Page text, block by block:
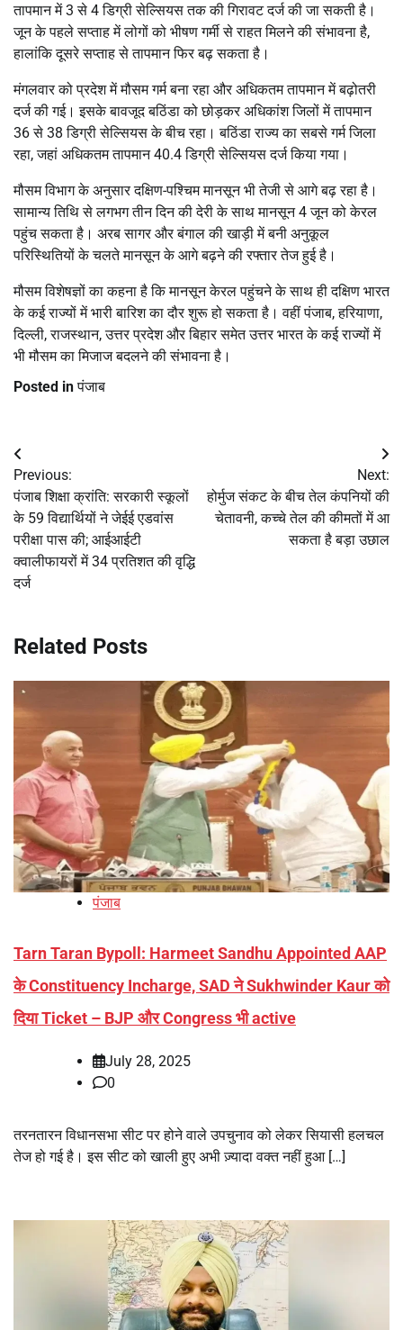
तापमान में 3 से 4 डिग्री सेल्सियस तक की गिरावट दर्ज की जा सकती है।
जून के पहले सप्ताह में लोगों को भीषण गर्मी से राहत मिलने की संभावना है,
हालांकि दूसरे सप्ताह से तापमान फिर बढ़ सकता है।
मंगलवार को प्रदेश में मौसम गर्म बना रहा और अधिकतम तापमान में बढ़ोतरी
दर्ज की गई। इसके बावजूद बठिंडा को छोड़कर अधिकांश जिलों में तापमान
36 से 38 डिग्री सेल्सियस के बीच रहा। बठिंडा राज्य का सबसे गर्म जिला
रहा, जहां अधिकतम तापमान 40.4 डिग्री सेल्सियस दर्ज किया गया।
मौसम विभाग के अनुसार दक्षिण-पश्चिम मानसून भी तेजी से आगे बढ़ रहा है।
सामान्य तिथि से लगभग तीन दिन की देरी के साथ मानसून 4 जून को केरल
पहुंच सकता है। अरब सागर और बंगाल की खाड़ी में बनी अनुकूल
परिस्थितियों के चलते मानसून के आगे बढ़ने की रफ्तार तेज हुई है।
मौसम विशेषज्ञों का कहना है कि मानसून केरल पहुंचने के साथ ही दक्षिण भारत
के कई राज्यों में भारी बारिश का दौर शुरू हो सकता है। वहीं पंजाब, हरियाणा,
दिल्ली, राजस्थान, उत्तर प्रदेश और बिहार समेत उत्तर भारत के कई राज्यों में
भी मौसम का मिजाज बदलने की संभावना है।
Posted inपंजाब
Post
navigation
Previous:
पंजाब शिक्षा क्रांति: सरकारी स्कूलों
के 59 विद्यार्थियों ने जेईई एडवांस
परीक्षा पास की; आईआईटी
क्वालीफायरों में 34 प्रतिशत की वृद्धि
दर्ज
Next:
होर्मुज संकट के बीच तेल कंपनियों की
चेतावनी, कच्चे तेल की कीमतों में आ
सकता है बड़ा उछाल
Related Posts
पंजाब
Tarn Taran Bypoll: Harmeet Sandhu Appointed AAP
के Constituency Incharge, SAD ने Sukhwinder Kaur को
दिया Ticket – BJP और Congress भी active
July 28, 2025
0
तरनतारन विधानसभा सीट पर होने वाले उपचुनाव को लेकर सियासी हलचल
तेज हो गई है। इस सीट को खाली हुए अभी ज़्यादा वक्त नहीं हुआ […]